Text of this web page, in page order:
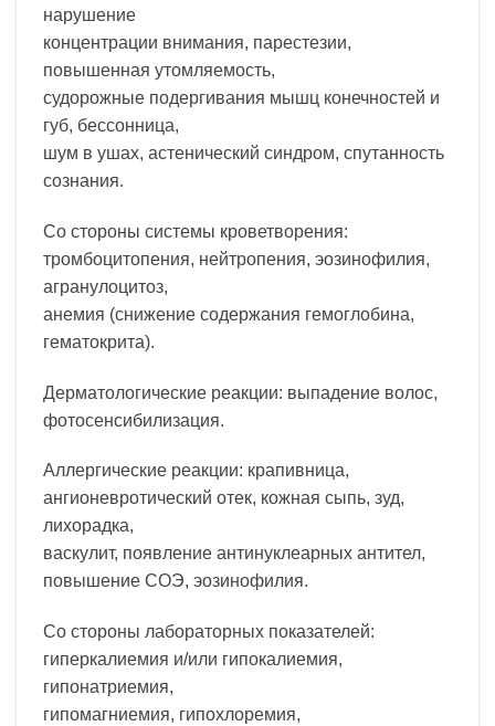
нарушение
концентрации внимания, парестезии,
повышенная утомляемость,
судорожные подергивания мышц конечностей и
губ, бессонница,
шум в ушах, астенический синдром, спутанность
сознания.
Со стороны системы кроветворения:
тромбоцитопения, нейтропения, эозинофилия,
агранулоцитоз,
анемия (снижение содержания гемоглобина,
гематокрита).
Дерматологические реакции: выпадение волос,
фотосенсибилизация.
Аллергические реакции: крапивница,
ангионевротический отек, кожная сыпь, зуд,
лихорадка,
васкулит, появление антинуклеарных антител,
повышение СОЭ, эозинофилия.
Со стороны лабораторных показателей:
гиперкалиемия и/или гипокалиемия,
гипонатриемия,
гипомагниемия, гипохлоремия,